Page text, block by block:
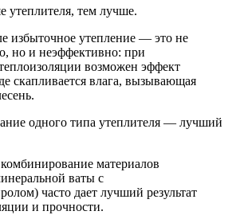
утеплителя, тем лучше.
избыточное утепление — это не
но и неэффективно: при
возможен эффект
скапливается влага, вызывающая
одного типа утеплителя — лучший
материалов
ваты с
часто дает лучший результат
и прочности.